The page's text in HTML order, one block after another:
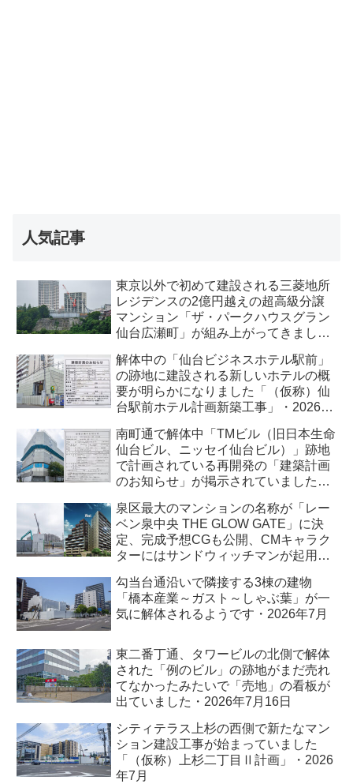
人気記事
東京以外で初めて建設される三菱地所
レジデンスの2億円越えの超高級分譲
マンション「ザ・パークハウスグラン
仙台広瀬町」が組み上がってきまし
解体中の「仙台ビジネスホテル駅前」
の跡地に建設される新しいホテルの概
要が明らかになりました「（仮称）仙
台駅前ホテル計画新築工事」・2026年
南町通で解体中「TMビル（旧日本生命
仙台ビル、ニッセイ仙台ビル）」跡地
で計画されている再開発の「建築計画
のお知らせ」が掲示されていました・
泉区最大のマンションの名称が「レー
ベン泉中央 THE GLOW GATE」に決
定、完成予想CGも公開、CMキャラク
ターにはサンドウィッチマンが起用さ
勾当台通沿いで隣接する3棟の建物
「橋本産業～ガスト～しゃぶ葉」が一
気に解体されるようです・2026年7月
東二番丁通、タワービルの北側で解体
された「例のビル」の跡地がまだ売れ
てなかったみたいで「売地」の看板が
出ていました・2026年7月16日
シティテラス上杉の西側で新たなマン
ション建設工事が始まっていました
「（仮称）上杉二丁目Ⅱ計画」・2026
年7月